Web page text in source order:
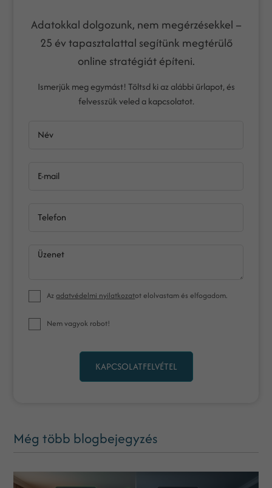
Adatokkal dolgozunk, nem megérzésekkel –
25 év tapasztalattal segítünk megtérülő
online stratégiát építeni.
Ismerjük meg egymást! Töltsd ki az alábbi űrlapot, és
felvesszük veled a kapcsolatot.
Név
E-mail
Telefon
Üzenet
Azadatvédelmi nyilatkozatot elolvastam és elfogadom.
Nem vagyok robot!
KAPCSOLATFELVÉTEL
Még több blogbejegyzés